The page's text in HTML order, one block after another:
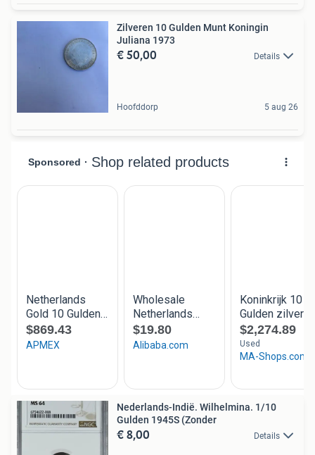
Zilveren 10 Gulden Munt Koningin
Juliana 1973
€ 50,00 Details
Hoofddorp 5 aug 26
Nederlands-Indië. Wilhelmina. 1/10
Gulden 1945S (Zonder
€ 8,00 Details